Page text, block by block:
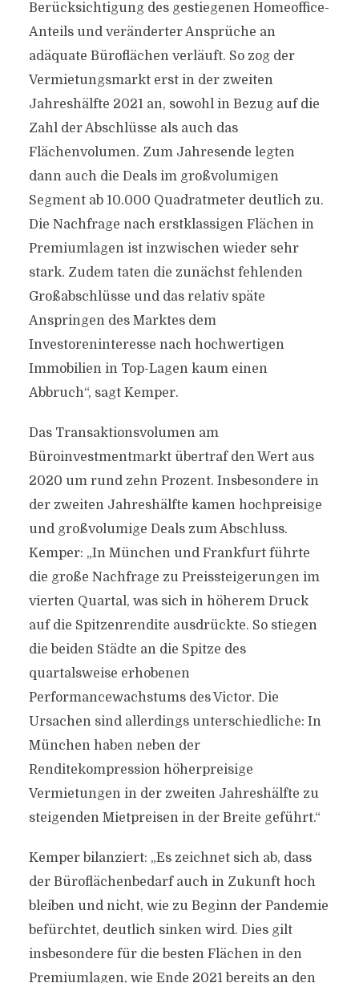
Berücksichtigung des gestiegenen Homeoffice-
Anteils und veränderter Ansprüche an
adäquate Büroflächen verläuft. So zog der
Vermietungsmarkt erst in der zweiten
Jahreshälfte 2021 an, sowohl in Bezug auf die
Zahl der Abschlüsse als auch das
Flächenvolumen. Zum Jahresende legten
dann auch die Deals im großvolumigen
Segment ab 10.000 Quadratmeter deutlich zu.
Die Nachfrage nach erstklassigen Flächen in
Premiumlagen ist inzwischen wieder sehr
stark. Zudem taten die zunächst fehlenden
Großabschlüsse und das relativ späte
Anspringen des Marktes dem
Investoreninteresse nach hochwertigen
Immobilien in Top-Lagen kaum einen
Abbruch“, sagt Kemper.
Das Transaktionsvolumen am
Büroinvestmentmarkt übertraf den Wert aus
2020 um rund zehn Prozent. Insbesondere in
der zweiten Jahreshälfte kamen hochpreisige
und großvolumige Deals zum Abschluss.
Kemper: „In München und Frankfurt führte
die große Nachfrage zu Preissteigerungen im
vierten Quartal, was sich in höherem Druck
auf die Spitzenrendite ausdrückte. So stiegen
die beiden Städte an die Spitze des
quartalsweise erhobenen
Performancewachstums des Victor. Die
Ursachen sind allerdings unterschiedliche: In
München haben neben der
Renditekompression höherpreisige
Vermietungen in der zweiten Jahreshälfte zu
steigenden Mietpreisen in der Breite geführt.“
Kemper bilanziert: „Es zeichnet sich ab, dass
der Büroflächenbedarf auch in Zukunft hoch
bleiben und nicht, wie zu Beginn der Pandemie
befürchtet, deutlich sinken wird. Dies gilt
insbesondere für die besten Flächen in den
Premiumlagen, wie Ende 2021 bereits an den